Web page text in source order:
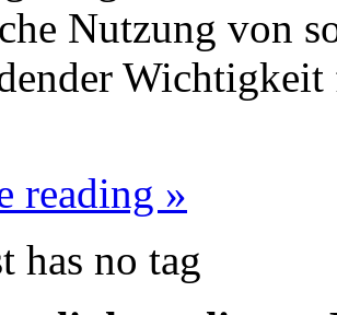
Nutzung von
reading »
has no tag